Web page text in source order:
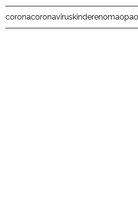
Post Views: 16
coronacoronaviruskinderenomaopa